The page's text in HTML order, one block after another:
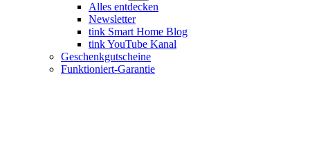
Alles entdecken
Newsletter
tink Smart Home Blog
tink YouTube Kanal
Geschenkgutscheine
Funktioniert-Garantie